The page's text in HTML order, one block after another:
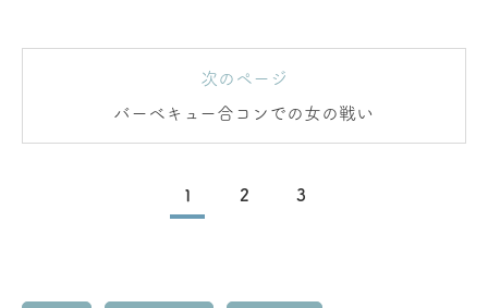
次のページ
バーベキュー合コンでの女の戦い
1 2 3